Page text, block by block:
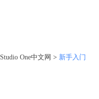
Studio One中文网 > 新手入门